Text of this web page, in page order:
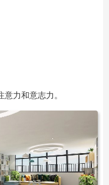
力和意志力。